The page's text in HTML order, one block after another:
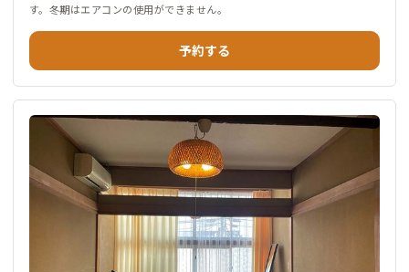
す。冬期はエアコンの使用ができません。
予約する